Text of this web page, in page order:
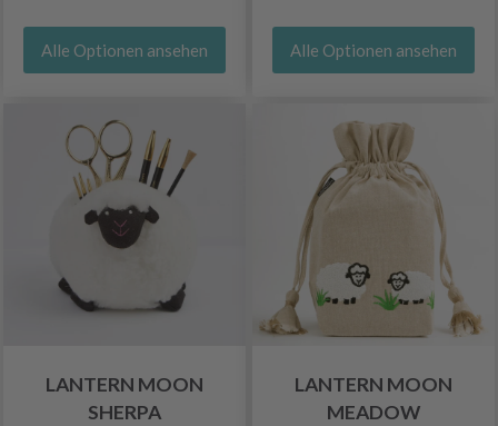
Alle Optionen ansehen Alle Optionen ansehen
LANTERN MOON
SHERPA
LANTERN MOON
MEADOW